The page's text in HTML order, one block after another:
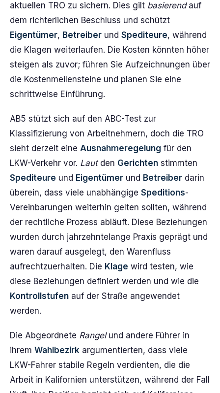
aktuellen TRO zu sichern. Dies gilt basierendauf
dem richterlichen Beschluss und schützt
Eigentümer, Betreiber und Spediteure, während
die Klagen weiterlaufen. Die Kosten könnten höher
steigen als zuvor; führen Sie Aufzeichnungen über
die Kostenmeilensteine und planen Sie eine
schrittweise Einführung.
AB5 stützt sich auf den ABC-Test zur
Klassifizierung von Arbeitnehmern, doch die TRO
sieht derzeit eine Ausnahmeregelung für den
LKW-Verkehr vor. Lautden Gerichten stimmten
Spediteure und Eigentümer und Betreiber darin
überein, dass viele unabhängige Speditions-
Vereinbarungen weiterhin gelten sollten, während
der rechtliche Prozess abläuft. Diese Beziehungen
wurden durch jahrzehntelange Praxis geprägt und
waren darauf ausgelegt, den Warenfluss
aufrechtzuerhalten. Die Klage wird testen, wie
diese Beziehungen definiert werden und wie die
Kontrollstufen auf der Straße angewendet
werden.
Die Abgeordnete Rangelund andere Führer in
ihrem Wahlbezirk argumentierten, dass viele
LKW-Fahrer stabile Regeln verdienten, die die
Arbeit in Kalifornien unterstützen, während der Fall